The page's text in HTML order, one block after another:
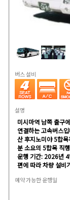
버스 설비
설명
미시마역 남쪽 출구
연결하는 고속버스
산 후지노미야 5합
분 소요의 5합목 직
운행 기간: 2026년
편에 따라 차량 설비
예약 가능한 운행일